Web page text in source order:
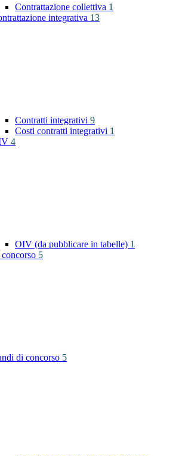
Contrattazione collettiva 1
integrativa 13
Contratti integrativi 9
Costi contratti integrativi 1
4
OIV (da pubblicare in tabelle) 1
5
di concorso 5